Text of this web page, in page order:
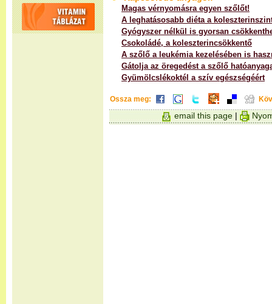
Magas vérnyomásra egyen szőlőt!
A leghatásosabb diéta a
Gyógyszer nélkül is gyorsan
Csokoládé, a koleszterincsökkentő
A szőlő a leukémia kezelésében is
Gátolja az öregedést a szőlő
Gyümölcslékoktél a szív egészségéért
Ossza meg:
email this page |